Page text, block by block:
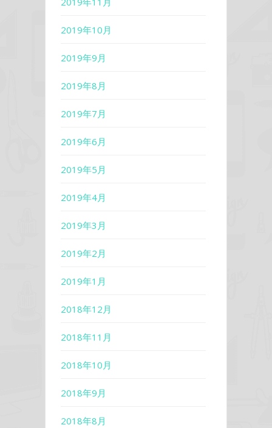
2019年10月
2019年9月
2019年8月
2019年7月
2019年6月
2019年5月
2019年4月
2019年3月
2019年2月
2019年1月
2018年12月
2018年11月
2018年10月
2018年9月
2018年8月